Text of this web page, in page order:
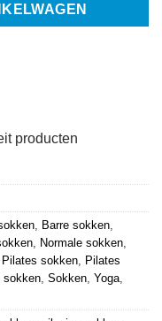
producten
Barre sokken
Normale sokken
Pilates sokken Pilates
sokken Sokken Yoga